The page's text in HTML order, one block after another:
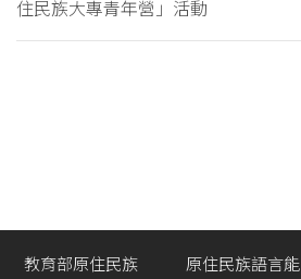
住民族大專青年營」活動
教育部原住民族
原住民族語言能